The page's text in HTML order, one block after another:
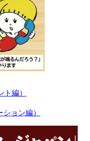
編）
ョン編）